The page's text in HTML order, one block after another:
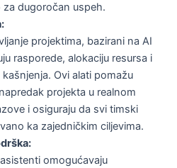
dugoročan uspeh.
projektima, bazirani na AI
rasporede, alokaciju resursa i
Ovi alati pomažu
projekta u realnom
i osiguraju da svi timski
ka zajedničkim ciljevima.
omogućavaju